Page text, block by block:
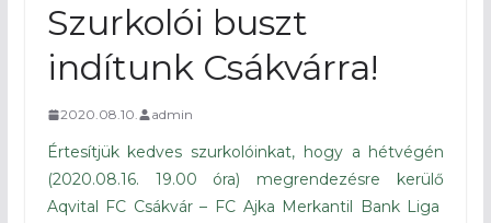
Szurkolói buszt
indítunk Csákvárra!
2020.08.10. admin
Értesítjük kedves szurkolóinkat, hogy a hétvégén
(2020.08.16. 19.00 óra) megrendezésre kerülő
Aqvital FC Csákvár – FC Ajka Merkantil Bank Liga